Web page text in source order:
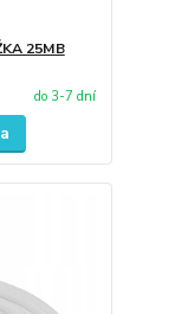
25MB
do 3-7 dní